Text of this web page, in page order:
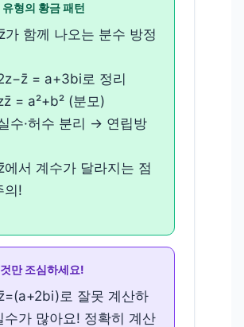
유형의 황금 패턴
가 함께 나오는 분수 방정
= a+3bi로 정리
= a²+b² (분모)
·허수 분리 → 연립방
에서 계수가 달라지는 점
의!
만 조심하세요!
로 잘못 계산하
수가 많아요! 정확히 계산